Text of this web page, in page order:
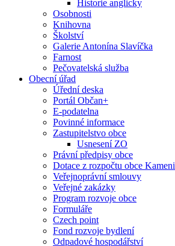
Historie anglicky
Osobnosti
Knihovna
Školství
Galerie Antonína Slavíčka
Farnost
Pečovatelská služba
Obecní úřad
Úřední deska
Portál Občan+
E-podatelna
Povinné informace
Zastupitelstvo obce
Usnesení ZO
Právní předpisy obce
Dotace z rozpočtu obce
Veřejnoprávní smlouvy
Veřejné zakázky
Program rozvoje obce
Formuláře
Czech point
Fond rozvoje bydlení
Odpadové hospodářství